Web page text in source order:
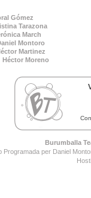
Gómez
Tarazona
March
Montoro
Martinez
Moreno
Burumballa
Programada per Daniel